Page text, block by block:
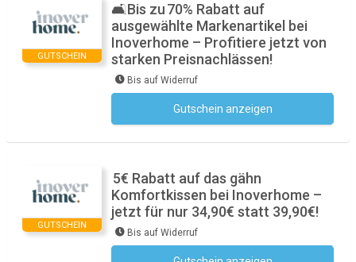
GUTSCHEIN
🛋️Bis zu 70% Rabatt auf
ausgewählte Markenartikel bei
Inoverhome – Profitiere jetzt von
starken Preisnachlässen!
Bis auf Widerruf
Gutschein anzeigen
GUTSCHEIN
5€ Rabatt auf das gähn
Komfortkissen bei Inoverhome –
jetzt für nur 34,90€ statt 39,90€!
Bis auf Widerruf